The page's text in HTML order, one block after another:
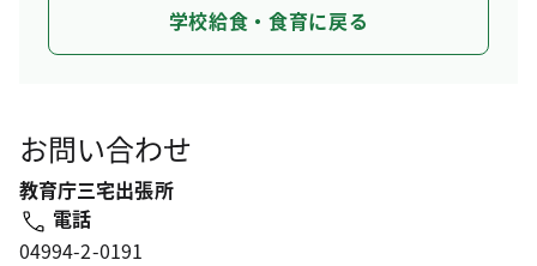
学校給食・食育に戻る
お問い合わせ
教育庁三宅出張所
電話
04994-2-0191